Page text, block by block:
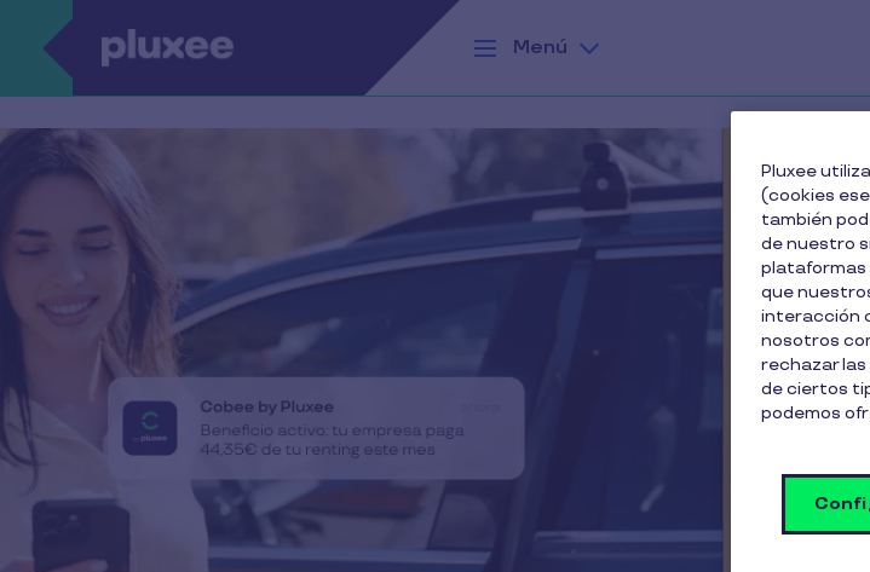
Pasar al contenido principal
Menú
-
-
Pluxee
(cookies
también
de nuestro
plataformas
que
interacción
nosotros
rechazar
de ciertos
podemos